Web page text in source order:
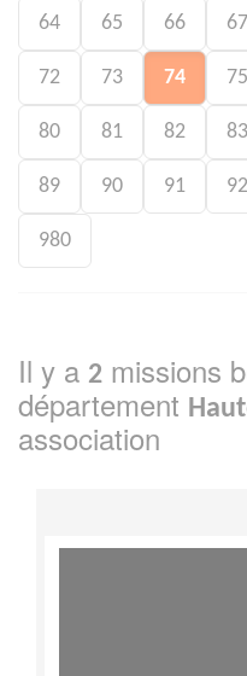
64 65 66 67
72 73 74 75
80 81 82 83
89 90 91 92
980
Il y a 2 missions
département
association